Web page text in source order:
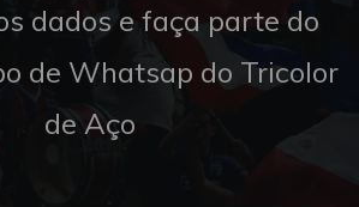
dados e faça parte do
de Whatsap do Tricolor
de Aço